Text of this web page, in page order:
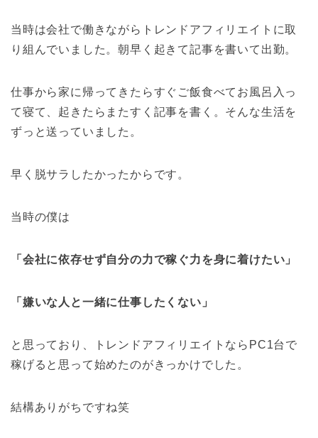
当時は会社で働きながらトレンドアフィリエイトに取
り組んでいました。朝早く起きて記事を書いて出勤。
仕事から家に帰ってきたらすぐご飯食べてお風呂入っ
て寝て、起きたらまたすく記事を書く。そんな生活を
ずっと送っていました。
早く脱サラしたかったからです。
当時の僕は
「会社に依存せず自分の力で稼ぐ力を身に着けたい」
「嫌いな人と一緒に仕事したくない」
と思っており、トレンドアフィリエイトならPC1台で
稼げると思って始めたのがきっかけでした。
結構ありがちですね笑